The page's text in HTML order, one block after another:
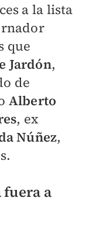
a la lista
que
Jardón,
de
Alberto
, ex
Núñez,
fuera a